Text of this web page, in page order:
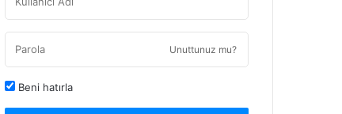
Unuttunuz mu?
Beni hatırla